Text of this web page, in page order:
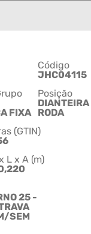
Código
JHC04115
FIXA
Posição
RODA
(GTIN)
L x A (m)
25 -
SEM